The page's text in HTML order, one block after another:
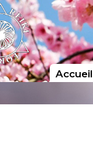
Accueil